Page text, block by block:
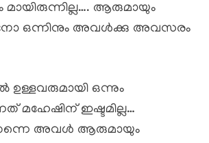
ആരുമായും
ഒന്നിനും അവൾക്കു അവസരം
ഉള്ളവരുമായി ഒന്നും
മഹേഷിന് ഇഷ്ടമില്ല…
അവൾ ആരുമായും